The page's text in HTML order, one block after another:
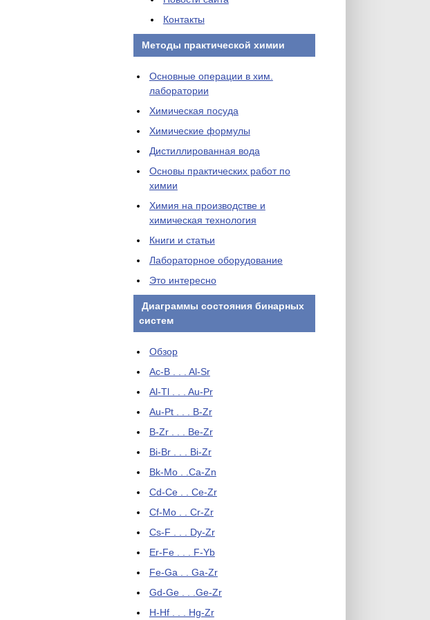
Контакты
Методы практической химии
Основные операции в хим.
лаборатории
Химическая посуда
Химические формулы
Дистиллированная вода
Основы практических работ по
химии
Химия на производстве и
химическая технология
Книги и статьи
Лабораторное оборудование
Это интересно
Диаграммы состояния бинарных
систем
Обзор
Ac-B . . . Al-Sr
Al-Tl . . . Au-Pr
Au-Pt . . . B-Zr
B-Zr . . . Be-Zr
Bi-Br . . . Bi-Zr
Bk-Mo . .Ca-Zn
Cd-Ce . . Ce-Zr
Cf-Mo . . Cr-Zr
Cs-F . . . Dy-Zr
Er-Fe . . . F-Yb
Fe-Ga . . Ga-Zr
Gd-Ge . . .Ge-Zr
H-Hf . . . Hg-Zr